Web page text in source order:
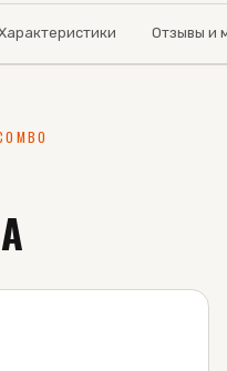
Отзывы и